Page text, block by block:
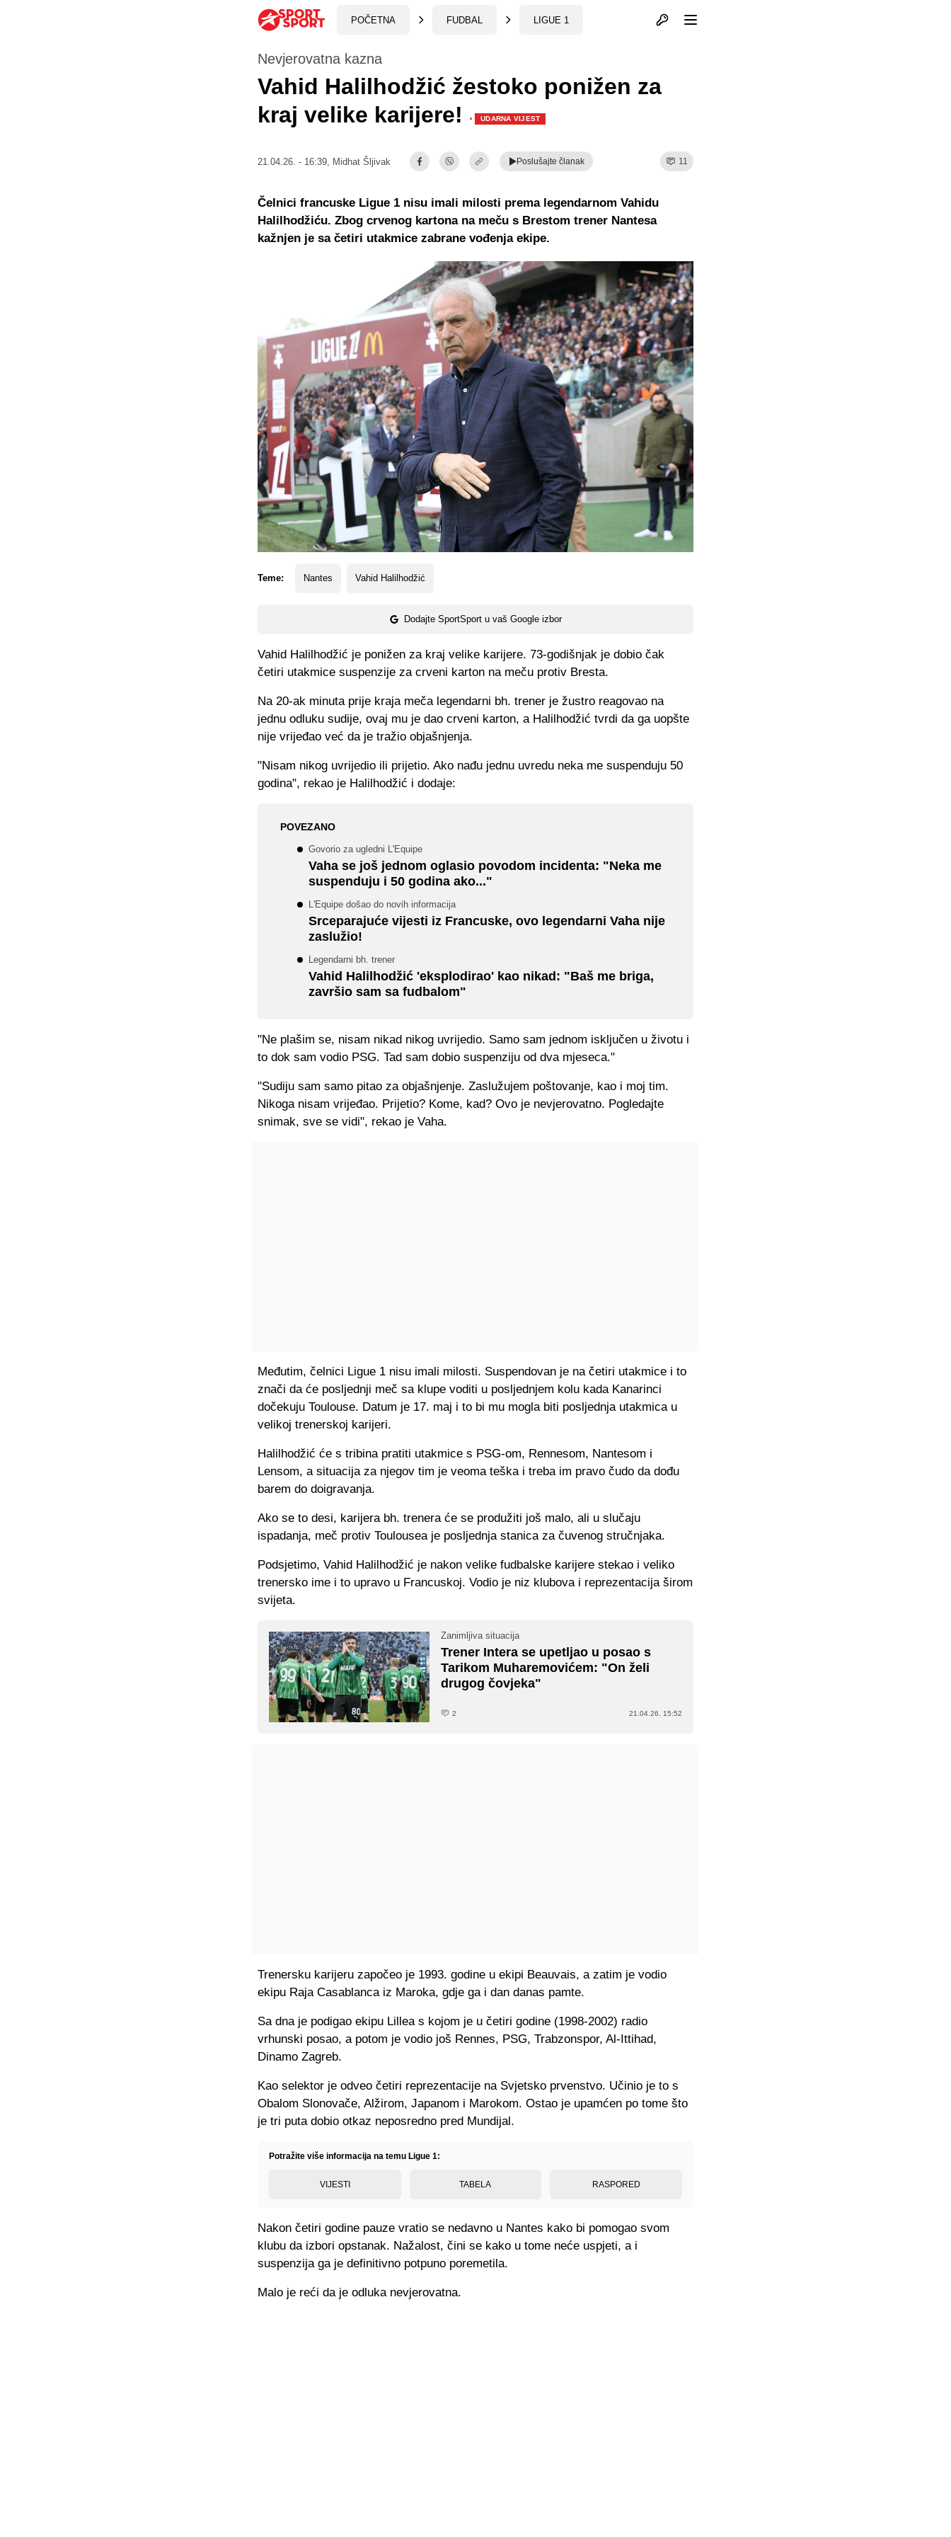
POČETNA FUDBAL LIGUE 1 Otvori profil
Nevjerovatna kazna
Vahid Halilhodžić žestoko ponižen za
kraj velike karijere!
· UDARNA VIJEST
21.04.26. - 16:39, Midhat Šljivak Poslušajte članak 11
Teme: Nantes Vahid Halilhodžić
Dodajte SportSport u vaš Google izbor
Čelnici francuske Ligue 1 nisu imali milosti prema legendarnom Vahidu
Halilhodžiću. Zbog crvenog kartona na meču s Brestom trener Nantesa
kažnjen je sa četiri utakmice zabrane vođenja ekipe.
Vahid Halilhodžić je ponižen za kraj velike karijere. 73-godišnjak je dobio čak
četiri utakmice suspenzije za crveni karton na meču protiv Bresta.
Na 20-ak minuta prije kraja meča legendarni bh. trener je žustro reagovao na
jednu odluku sudije, ovaj mu je dao crveni karton, a Halilhodžić tvrdi da ga uopšte
nije vrijeđao već da je tražio objašnjenja.
"Nisam nikog uvrijedio ili prijetio. Ako nađu jednu uvredu neka me suspenduju 50
godina", rekao je Halilhodžić i dodaje:
POVEZANO
Govorio za ugledni L'Equipe
Vaha se još jednom oglasio povodom incidenta: "Neka me
suspenduju i 50 godina ako..."
L'Equipe došao do novih informacija
Srceparajuće vijesti iz Francuske, ovo legendarni Vaha nije
zaslužio!
Legendarni bh. trener
Vahid Halilhodžić 'eksplodirao' kao nikad: "Baš me briga,
završio sam sa fudbalom"
"Ne plašim se, nisam nikad nikog uvrijedio. Samo sam jednom isključen u životu i
to dok sam vodio PSG. Tad sam dobio suspenziju od dva mjeseca."
"Sudiju sam samo pitao za objašnjenje. Zaslužujem poštovanje, kao i moj tim.
Nikoga nisam vrijeđao. Prijetio? Kome, kad? Ovo je nevjerovatno. Pogledajte
snimak, sve se vidi", rekao je Vaha.
Međutim, čelnici Ligue 1 nisu imali milosti. Suspendovan je na četiri utakmice i to
znači da će posljednji meč sa klupe voditi u posljednjem kolu kada Kanarinci
dočekuju Toulouse. Datum je 17. maj i to bi mu mogla biti posljednja utakmica u
velikoj trenerskoj karijeri.
Halilhodžić će s tribina pratiti utakmice s PSG-om, Rennesom, Nantesom i
Lensom, a situacija za njegov tim je veoma teška i treba im pravo čudo da dođu
barem do doigravanja.
Ako se to desi, karijera bh. trenera će se produžiti još malo, ali u slučaju
ispadanja, meč protiv Toulousea je posljednja stanica za čuvenog stručnjaka.
Podsjetimo, Vahid Halilhodžić je nakon velike fudbalske karijere stekao i veliko
trenersko ime i to upravo u Francuskoj. Vodio je niz klubova i reprezentacija širom
svijeta.
Zanimljiva situacija
Trener Intera se upetljao u posao s
Tarikom Muharemovićem: "On želi
drugog čovjeka"
2 21.04.26. 15:52
Trenersku karijeru započeo je 1993. godine u ekipi Beauvais, a zatim je vodio
ekipu Raja Casablanca iz Maroka, gdje ga i dan danas pamte.
Sa dna je podigao ekipu Lillea s kojom je u četiri godine (1998-2002) radio
vrhunski posao, a potom je vodio još Rennes, PSG, Trabzonspor, Al-Ittihad,
Dinamo Zagreb.
Kao selektor je odveo četiri reprezentacije na Svjetsko prvenstvo. Učinio je to s
Obalom Slonovače, Alžirom, Japanom i Marokom. Ostao je upamćen po tome što
je tri puta dobio otkaz neposredno pred Mundijal.
Potražite više informacija na temu Ligue 1:
VIJESTI TABELA RASPORED
Nakon četiri godine pauze vratio se nedavno u Nantes kako bi pomogao svom
klubu da izbori opstanak. Nažalost, čini se kako u tome neće uspjeti, a i
suspenzija ga je definitivno potpuno poremetila.
Malo je reći da je odluka nevjerovatna.